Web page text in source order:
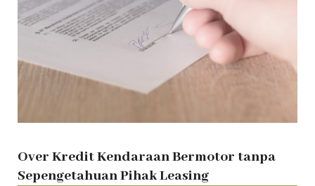
Over Kredit Kendaraan Bermotor tanpa
Sepengetahuan Pihak Leasing